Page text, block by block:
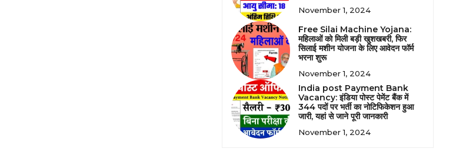
November 1, 2024
Free Silai Machine Yojana:
महिलाओं को मिली बड़ी खुशखबरी, फिर
सिलाई मशीन योजना के लिए आवेदन फॉर्म
भरना शुरू
November 1, 2024
India post Payment Bank
Vacancy: इंडिया पोस्ट पेमेंट बैंक में
344 पदों पर भर्ती का नोटिफिकेशन हुआ
जारी, यहां से जाने पूरी जानकारी
November 1, 2024